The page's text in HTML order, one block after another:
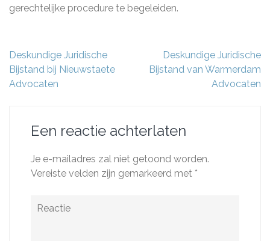
gerechtelijke procedure te begeleiden.
Berichtnavigatie
Deskundige Juridische
Bijstand bij Nieuwstaete
Advocaten
Deskundige Juridische
Bijstand van Warmerdam
Advocaten
Een reactie achterlaten
Je e-mailadres zal niet getoond worden.
Vereiste velden zijn gemarkeerd met *
Reactie